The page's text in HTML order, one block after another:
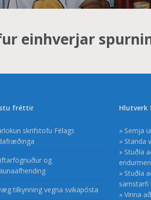
einhverjar
fréttir
skrifstofu Félags
og
tilkynning vegna svikapósta
Hlutverk
» Semja
» Standa
» Stuðla
» Stuðla
samstarfi
» Vinna